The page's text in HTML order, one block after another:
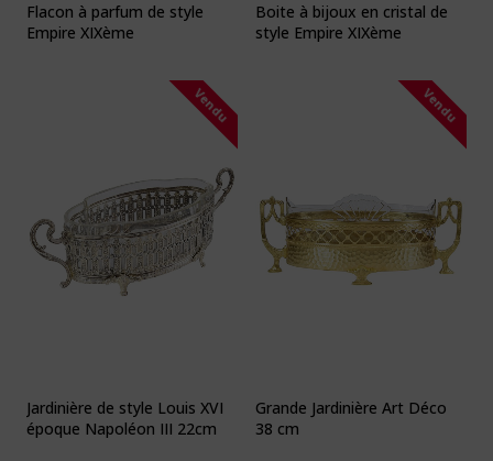
Flacon à parfum de style
Empire XIXème
Boite à bijoux en cristal de
style Empire XIXème
Vendu
Jardinière de style Louis XVI
époque Napoléon III 22cm
Vendu
Grande Jardinière Art Déco
38 cm